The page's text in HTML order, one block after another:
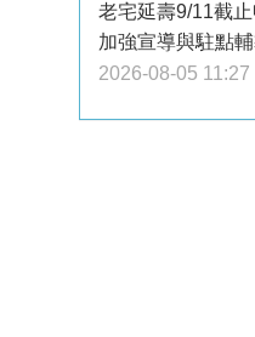
老宅延壽9/11截
加強宣導與駐點
2026-08-05 11:27